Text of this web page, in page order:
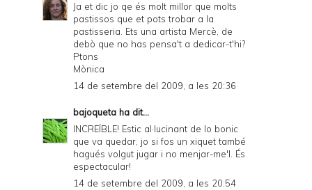
Ja et dic jo qe és molt millor que molts
pastissos que et pots trobar a la
pastisseria. Ets una artista Mercè, de
debò que no has pensa't a dedicar-t'hi?
Ptons
Mònica
14 de setembre del 2009, a les 20:36
bajoqueta ha dit...
INCREÏBLE! Estic al·lucinant de lo bonic
que va quedar, jo si fos un xiquet també
hagués volgut jugar i no menjar-me'l. És
espectacular!
14 de setembre del 2009, a les 20:54